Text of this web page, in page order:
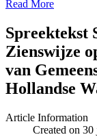
Read More
Spreektekst
Zienswijze
van
Hollandse
Article Information
Created on